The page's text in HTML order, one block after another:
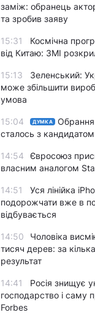
заміж: обранець
та зробив заяву
15:31
Космічна
від Китаю: ЗМІ
15:13
Зеленський:
може збільшити
умова
15:04 ДУМКА
сталось з кандидатом
14:54
Євросоюз
власним аналогом
14:51
Уся лінійка
подорожчати вже в
відбувається
14:50
Чоловіка
тисяч дерев: за
результат
14:41
Росія знищує
господарство і саму
Forbes